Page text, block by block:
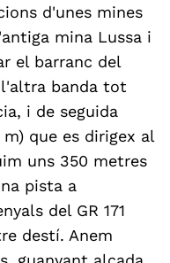
d'unes mines
mina Lussa i
el barranc del
l'altra banda tot
i de seguida
que es dirigex al
uns 350 metres
pista a
del GR 171
destí. Anem